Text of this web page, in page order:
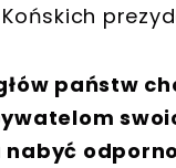
państw